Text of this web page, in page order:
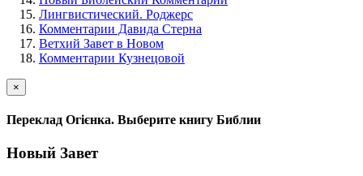
Лингвистический. Роджерс
Комментарии Давида Стерна
Ветхий Завет в Новом
Комментарии Кузнецовой
×
Переклад Огієнка. Выберите книгу Библии
Новый Завет